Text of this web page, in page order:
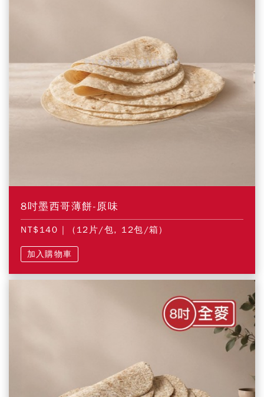
8吋墨西哥薄餅-原味
NT$140 | (12片/包, 12包/箱)
加入購物車